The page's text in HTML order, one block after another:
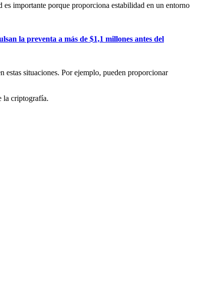
importante porque proporciona estabilidad en un entorno
la preventa a más de $1,1 millones antes del
estas situaciones. Por ejemplo, pueden proporcionar
la criptografía.